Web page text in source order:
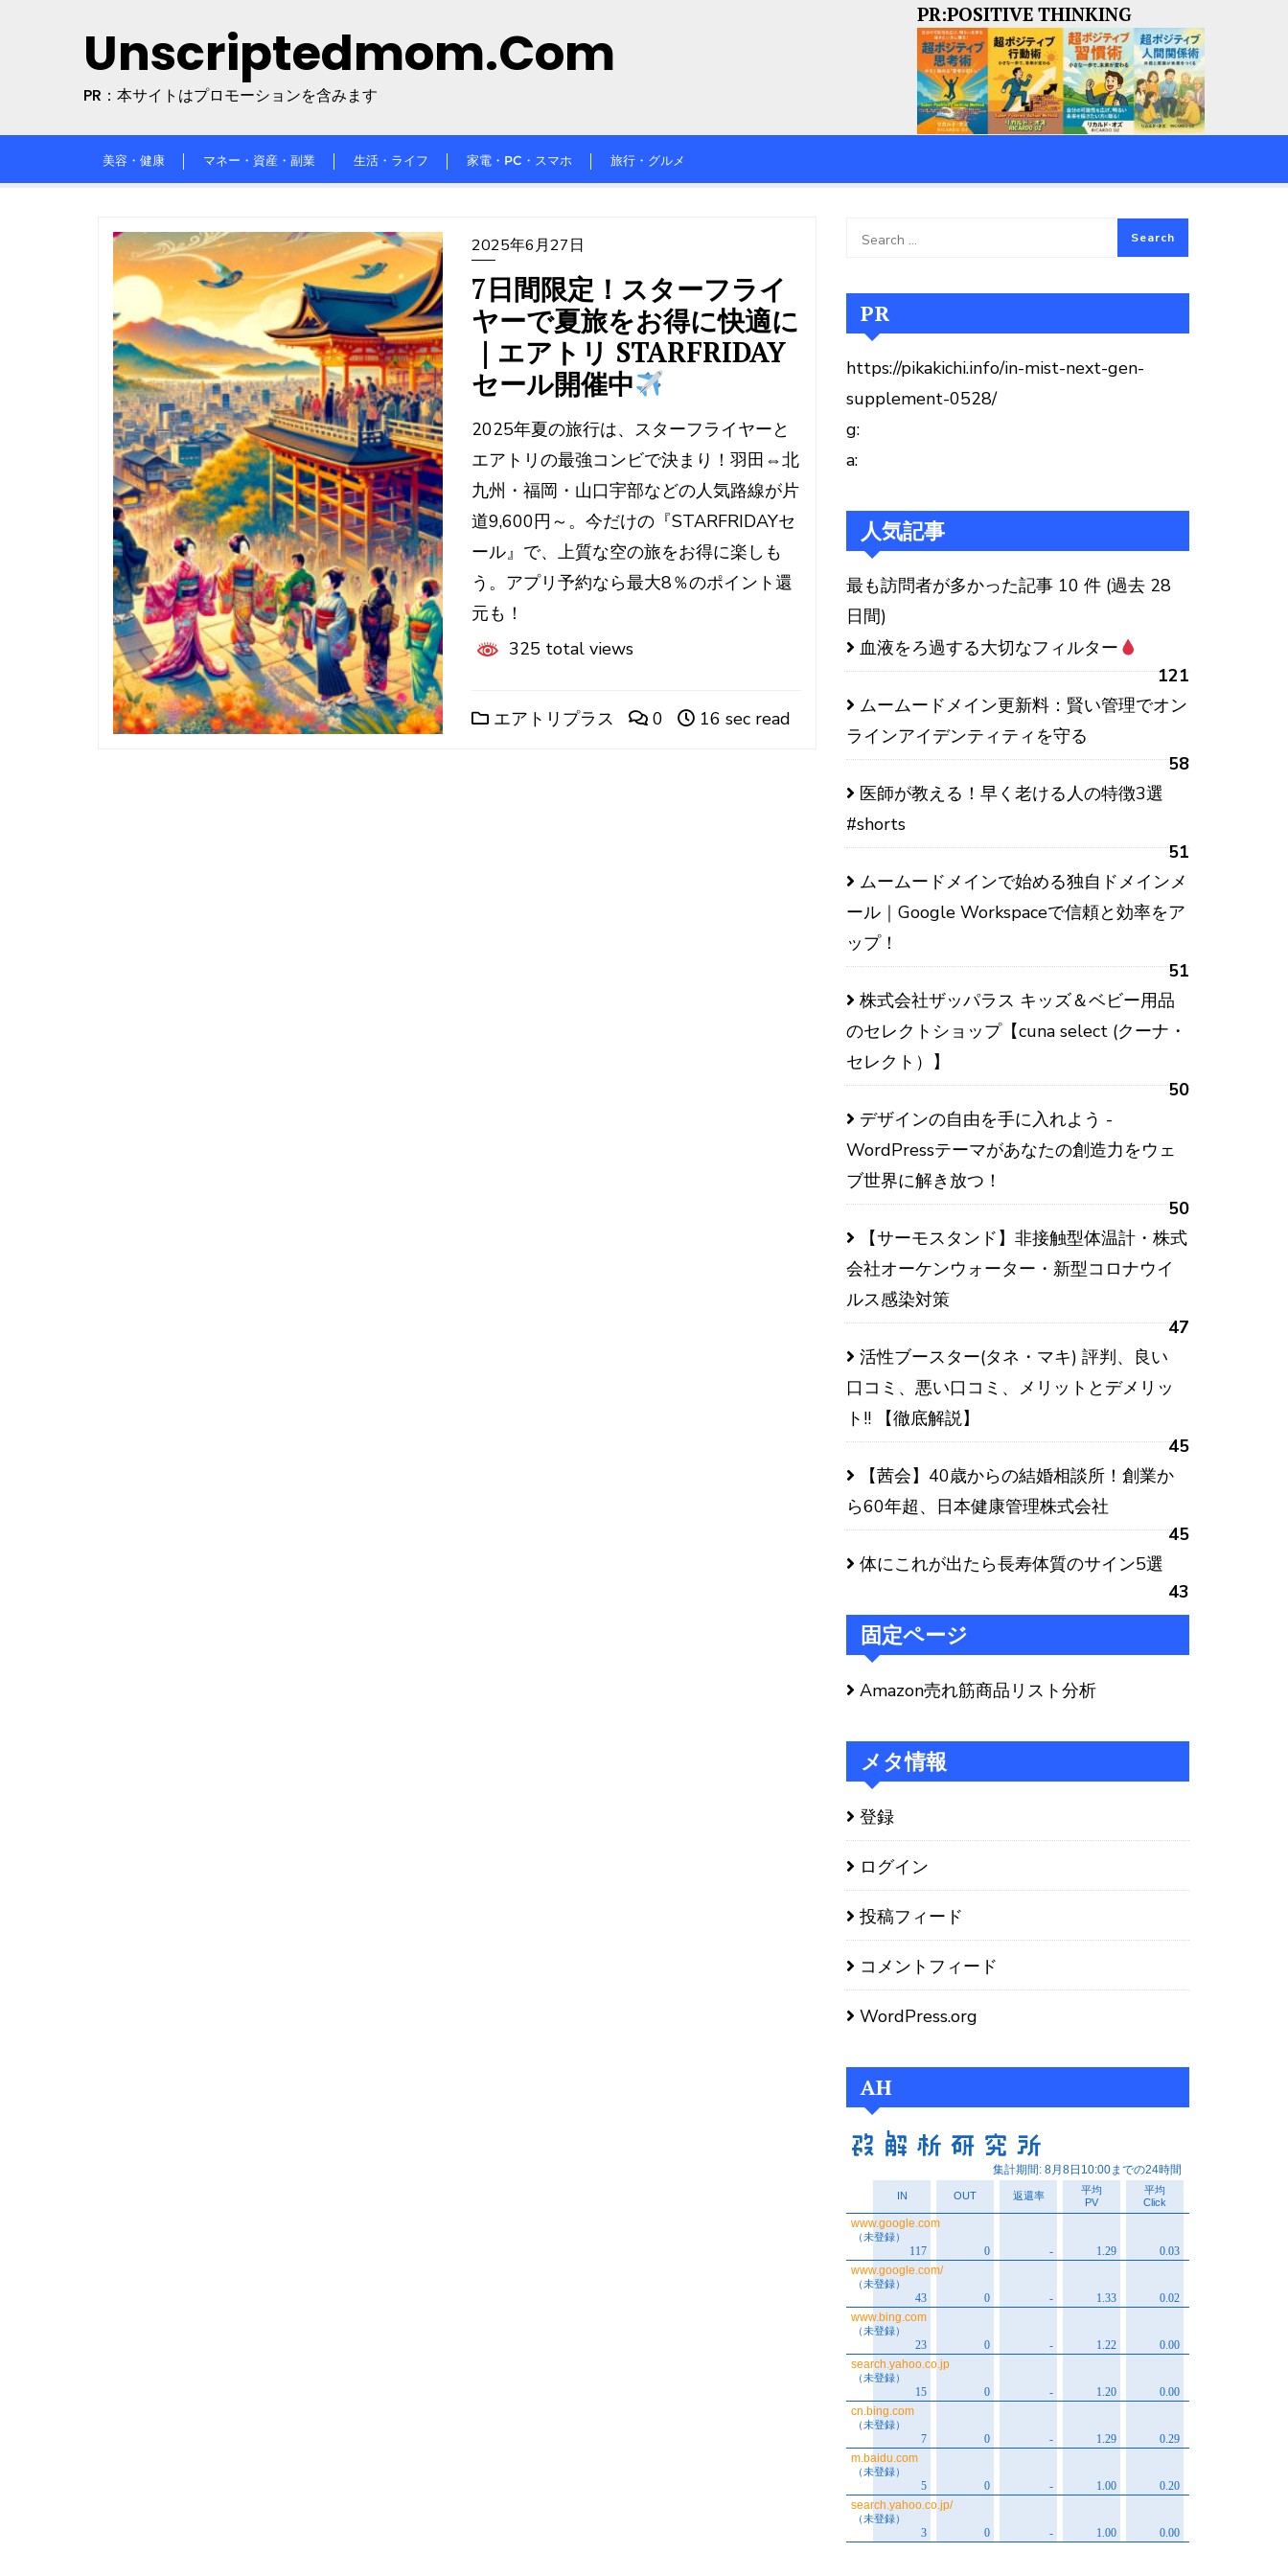
Unscriptedmom.com
PR：本サイトはプロモーションを含みます
PR:POSITIVE THINKING
美容・健康 マネー・資産・副業 生活・ライフ 家電・PC・スマホ 旅行・グルメ
2025年6月27日
7日間限定！スターフライ
ヤーで夏旅をお得に快適に
｜エアトリ STARFRIDAY
セール開催中
2025年夏の旅行は、スターフライヤーと
エアトリの最強コンビで決まり！羽田⇔北
九州・福岡・山口宇部などの人気路線が片
道9,600円～。今だけの『STARFRIDAYセ
ール』で、上質な空の旅をお得に楽しも
う。アプリ予約なら最大8％のポイント還
元も！
325 total views
エアトリプラス 0 16 sec read
PR
https://pikakichi.info/in-mist-next-gen-
supplement-0528/
g:
a:
人気記事
最も訪問者が多かった記事 10 件 (過去 28
日間)
血液をろ過する大切なフィルター
121
ムームードメイン更新料：賢い管理でオン
ラインアイデンティティを守る
58
医師が教える！早く老ける人の特徴3選
#shorts
51
ムームードメインで始める独自ドメインメ
ール｜Google Workspaceで信頼と効率をア
ップ！
51
株式会社ザッパラス キッズ＆ベビー用品
のセレクトショップ【cuna select (クーナ・
セレクト）】
50
デザインの自由を手に入れよう -
WordPressテーマがあなたの創造力をウェ
ブ世界に解き放つ！
50
【サーモスタンド】非接触型体温計・株式
会社オーケンウォーター・新型コロナウイ
ルス感染対策
47
活性ブースター(タネ・マキ) 評判、良い
口コミ、悪い口コミ、メリットとデメリッ
ト!! 【徹底解説】
45
【茜会】40歳からの結婚相談所！創業か
ら60年超、日本健康管理株式会社
45
体にこれが出たら長寿体質のサイン5選
43
固定ページ
Amazon売れ筋商品リスト分析
メタ情報
登録
ログイン
投稿フィード
コメントフィード
WordPress.org
AH